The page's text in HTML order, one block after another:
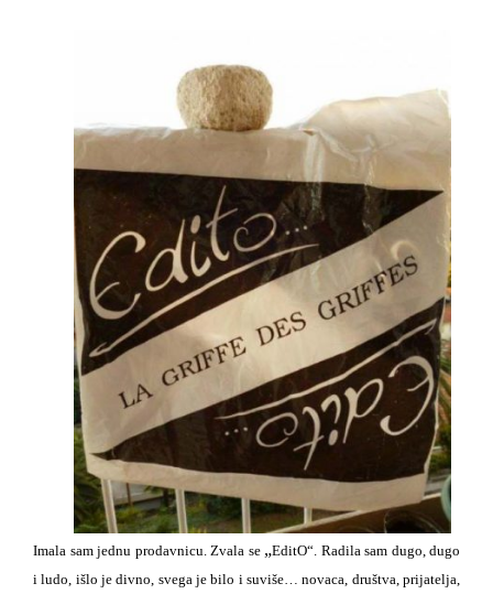
Imala sam jednu prodavnicu. Zvala se „EditO“. Radila sam dugo, dugo
i ludo, išlo je divno, svega je bilo i suviše… novaca, društva, prijatelja,